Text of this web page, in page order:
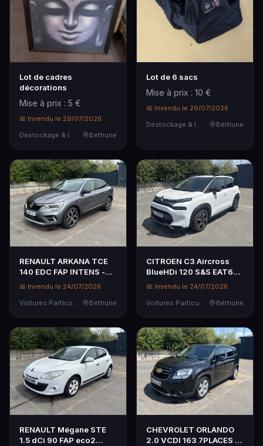
Lot de cadres
décorations
Mise à prix : 5 €
📅 Invendu le 29/07/2026
Béthune
Lot de 6 sacs
Mise à prix : 10 €
📅 Invendu le 29/07/2026
Béthune
RENAULT ARKANA TCE
140 EDC FAP INTENS -
Arkana TCe 140 EDC FAP
Carrosserie : CI - Energie
📅 Invendu le 24/07/2026
Voitures Particulières
Béthune
CITROEN C3 Aircross
BlueHDi 120 S&S EAT6
Feel Pack Business -
CI - Energie : GO -
📅 Invendu le 24/07/2026
Voitures Particulières
Béthune
RENAULT Mégane STE
1.5 dCi 90 FAP eco2
CHEVROLET ORLANDO
2.0 VCDI 163 7PLACES -